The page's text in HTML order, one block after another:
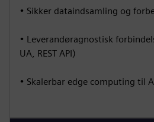
• Sikker dataindsamling og
• Leverandøragnostisk
UA, REST API)
• Skalerbar edge computing til